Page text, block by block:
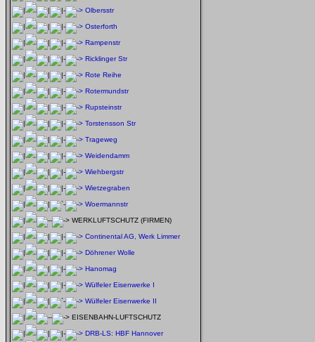
Olbersstr
Osterforth
Rampenstr
Ricklinger Str
Rote Reihe
Rotermundstr
Rupsteinstr
Torstensson Str
Trageweg
Weidendamm
Wiehbergstr
Wietzegraben
Woermannstr
WERKLUFTSCHUTZ (FIRMEN)
Continental AG, Werk Limmer
Döhrener Wolle
Hanomag
Wülfeler Eisenwerke I
Wülfeler Eisenwerke II
EISENBAHN-LUFTSCHUTZ
DRB-LS: HBF Hannover